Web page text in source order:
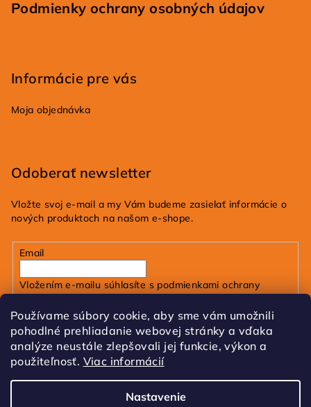
Používame súbory cookie, aby sme vám umožnili
pohodlné prehliadanie webovej stránky a vďaka
analýze neustále zlepšovali jej funkcie, výkon a
použiteľnosť. Viac informácií
Nastavenie
Podmienky ochrany osobných údajov
Informácie pre vás
Moja objednávka
Odoberať newsletter
Vložte svoj e-mail a my Vám budeme zasielať informácie o
nových produktoch na našom e-shope.
Email
Vložením e-mailu súhlasíte s podmienkami ochrany
Prihlásiť sa